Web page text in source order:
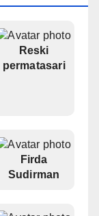
Reski
permatasari
Firda
Sudirman